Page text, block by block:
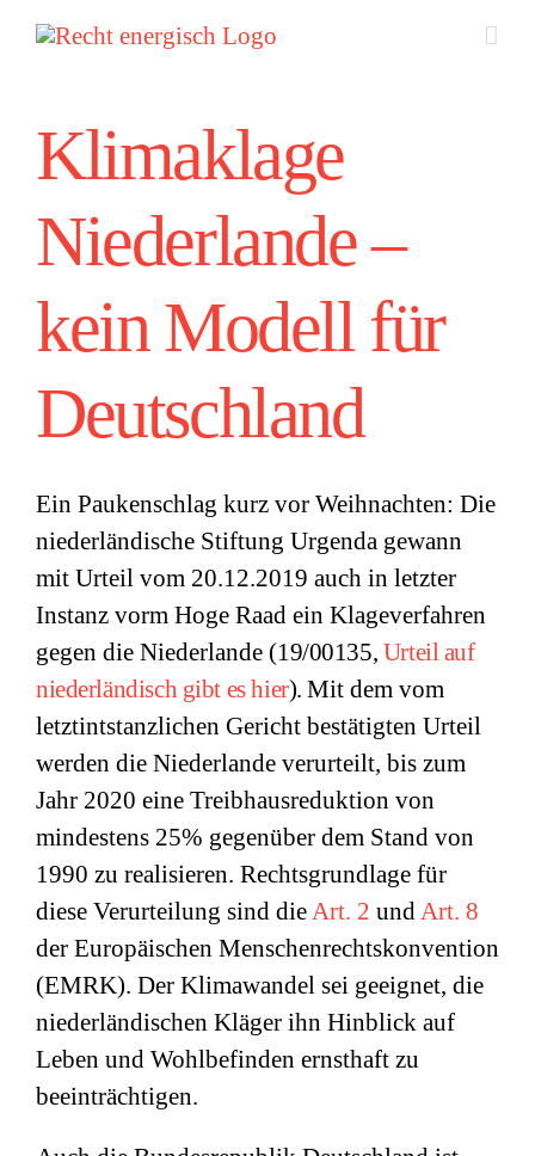
Zum
Inhalt
Klimaklage
Niederlande –
kein Modell für
Deutschland
Ein Paukenschlag kurz vor Weihnachten: Die
niederländische Stiftung Urgenda gewann
mit Urteil vom 20.12.2019 auch in letzter
Instanz vorm Hoge Raad ein Klageverfahren
gegen die Niederlande (19/00135, Urteil auf
niederländisch gibt es hier).Mit dem vom
letztintstanzlichen Gericht bestätigten Urteil
werden die Niederlande verurteilt, bis zum
Jahr 2020 eine Treibhausreduktion von
mindestens 25% gegenüber dem Stand von
1990 zu realisieren. Rechtsgrundlage für
diese Verurteilung sind dieArt. 2 undArt. 8
der Europäischen Menschenrechtskonvention
(EMRK). Der Klimawandel sei geeignet, die
niederländischen Kläger ihn Hinblick auf
Leben und Wohlbefinden ernsthaft zu
beeinträchtigen.